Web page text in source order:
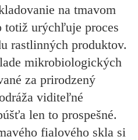
na tmavom
totiž urýchľuje proces
rastlinných produktov.
mikrobiologických
za prirodzený
viditeľné
len to prospešné.
fialového skla si